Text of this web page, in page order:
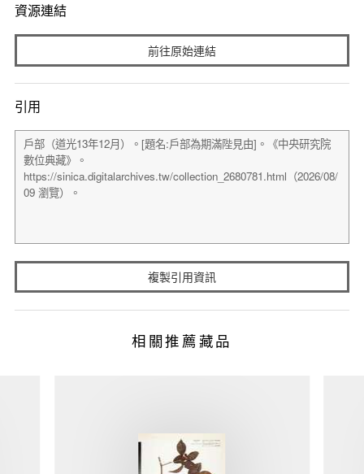
資源連結
前往原始連結
引用
複製引用資訊
相關推薦藏品